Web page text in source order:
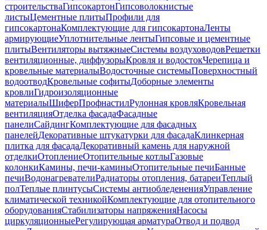
строительстваГипсокартонГипсоволокнистые
листыЦементные плитыПрофили для
гипсокартонаКомплектующие для гипсокартонаЛенты
армирующиеУплотнительные лентыГипсовые и цементные
плитыВентиляторы вытяжныеСистемы воздуховодовРешетки
вентиляционные, диффузорыКровля и водостокЧерепица и
кровельные материалыВодосточные системыПоверхностный
водоотводКровельные софитыДоборные элементы
кровлиГидроизоляционные
материалыШиферПрофнастилРулонная кровляКровельная
вентиляцияОтделка фасадаФасадные
панелиСайдингКомплектующие для фасадных
панелейДекоративные штукатурки для фасадаКлинкерная
плитка для фасадаДекоративный камень для наружной
отделкиОтоплениеОтопительные котлыГазовые
колонкиКамины, печи-каминыОтопительные печиБанные
печиВодонагревателиРадиаторы отопления, батареиТеплый
полТеплые плинтусыСистемы антиобледененияУправление
климатической техникойКомплектующие для отопительного
оборудованияСтабилизаторы напряженияНасосы
циркуляционныеРегулирующая арматураОтвод и подвод